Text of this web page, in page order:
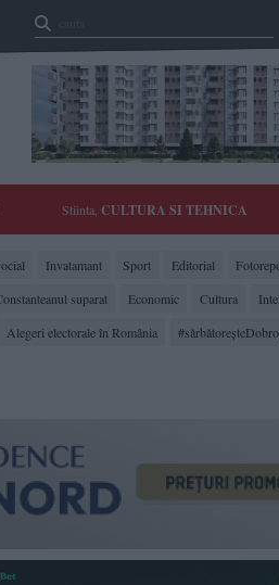
Stiinta, CULTURA SI TEHNICA
Invatamant Sport Editorial
suparat Economic Cultura
Alegeri electorale în România